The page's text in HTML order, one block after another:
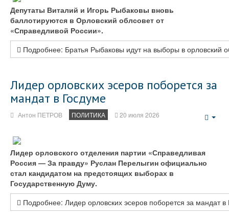
Депутаты Виталий и Игорь Рыбаковы вновь
баллотируются в Орловский облсовет от
«Справедливой России».
Подробнее: Братья Рыбаковы идут на выборы в орловский
Лидер орловских эсеров поборется за
мандат в Госдуме
Антон ПЕТРОВ ПОЛИТИКА 20 июля 2026
Лидер орловского отделения партии «Справедливая
Россия — За правду» Руслан Перелыгин официально
стал кандидатом на предстоящих выборах в
Государственную Думу.
Подробнее: Лидер орловских эсеров поборется за мандат в